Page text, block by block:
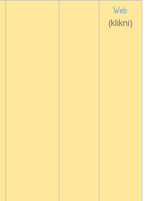
Web
(klikni)